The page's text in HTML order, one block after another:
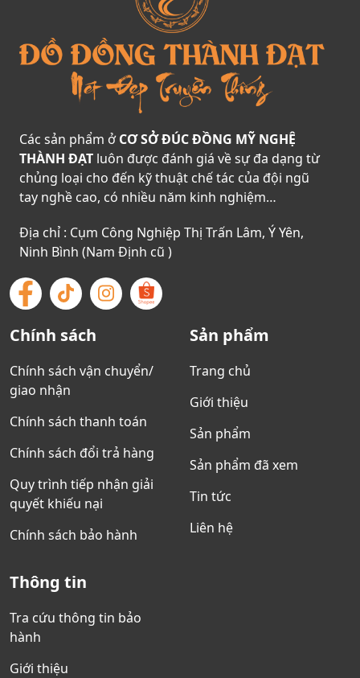
Các sản phẩm ởCƠ SỞ ĐÚC ĐỒNG MỸ NGHỆ
THÀNH ĐẠT luôn được đánh giá về sự đa dạng từ
chủng loại cho đến kỹ thuật chế tác của đội ngũ
tay nghề cao, có nhiều năm kinh nghiệm…
Địa chỉ : Cụm Công Nghiệp Thị Trấn Lâm, Ý Yên,
Ninh Bình (Nam Định cũ )
Chính sách
Chính sách vận chuyển/
giao nhận
Chính sách thanh toán
Chính sách đổi trả hàng
Quy trình tiếp nhận giải
quyết khiếu nại
Chính sách bảo hành
Sản phẩm
Trang chủ
Giới thiệu
Sản phẩm
Sản phẩm đã xem
Tin tức
Liên hệ
Thông tin
Tra cứu thông tin bảo
hành
Giới thiệu